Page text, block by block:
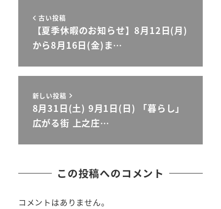
古い投稿
【夏季休暇のお知らせ】8月12日(月)
から8月16日(金)ま…
新しい投稿
8月31日(土) 9月1日(日) 「暮らし」
広がる街 上之庄…
この投稿へのコメント
コメントはありません。